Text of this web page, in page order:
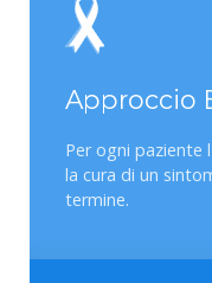
Approccio
Per ogni paziente
la cura di un
termine.